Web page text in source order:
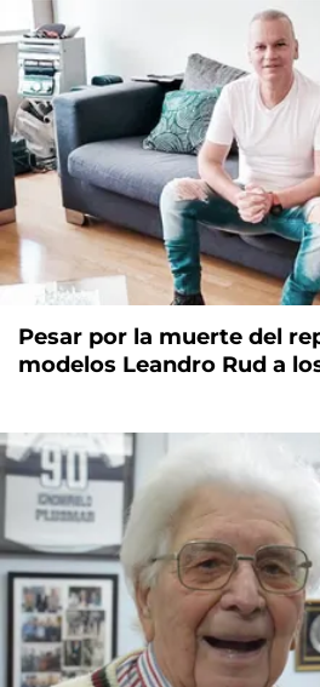
Pesar por la muerte del
modelos Leandro Rud a